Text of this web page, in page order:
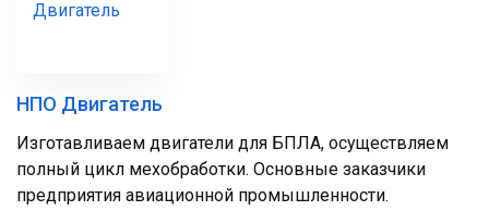
НПО Двигатель
Изготавливаем двигатели для БПЛА, осуществляем
полный цикл мехобработки. Основные заказчики
предприятия авиационной промышленности.